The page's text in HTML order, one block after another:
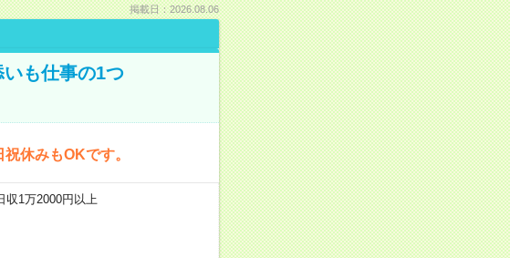
掲載日：2026.08.06
いも仕事の1つ
休みもOKです。
1万2000円以上